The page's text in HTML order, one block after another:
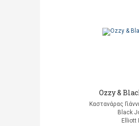
Ozzy &
Καστανάρας
Black
Elliott